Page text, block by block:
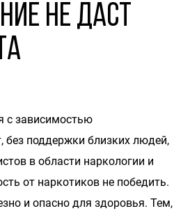
не даст
с зависимостью
без поддержки близких людей,
в области наркологии и
от наркотиков не победить.
и опасно для здоровья. Тем,